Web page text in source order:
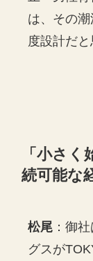
は、その
度設計だと
「小さ
続可能な
松尾 ：御
グスが